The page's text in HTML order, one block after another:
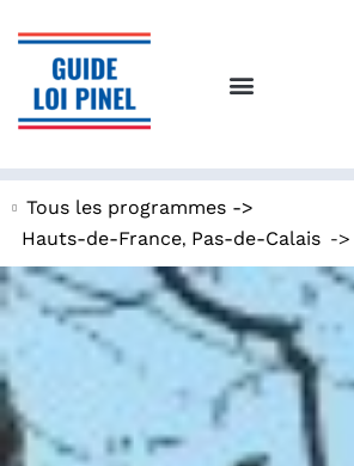
Tous les programmes ->
Hauts-de-France, Pas-de-Calais ->